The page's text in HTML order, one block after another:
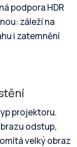
podpora HDR
záleží na
i zatemnění
projektoru.
odstup,
velký obraz